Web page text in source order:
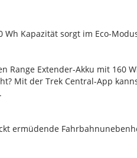
Kapazität sorgt im Eco-
Range Extender-Akku mit 160
Mit der Trek Central-App
ermüdende